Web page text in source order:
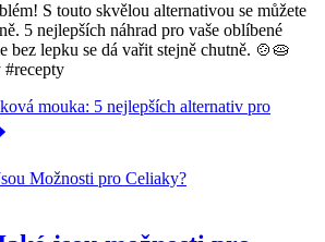
S touto skvělou alternativou se můžete
5 nejlepších náhrad pro vaše oblíbené
bez lepku se dá vařit stejně chutně. 🍲🥧
#recepty
mouka: 5 nejlepších alternativ pro